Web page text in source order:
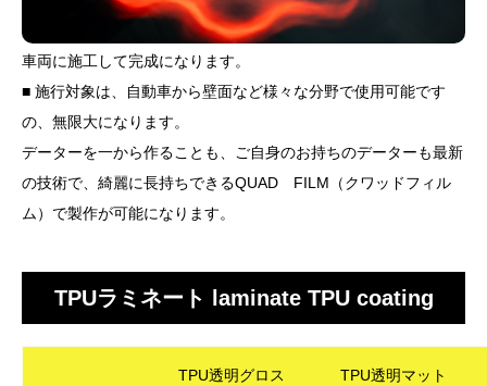
車両に施工して完成になります。
■ 施行対象は、自動車から壁面など様々な分野で使用可能です
の、無限大になります。
データーを一から作ることも、ご自身のお持ちのデーターも最新
の技術で、綺麗に長持ちできるQUAD FILM（クワッドフィル
ム）で製作が可能になります。
TPUラミネート laminate TPU coating
TPU透明グロス TPU透明マット